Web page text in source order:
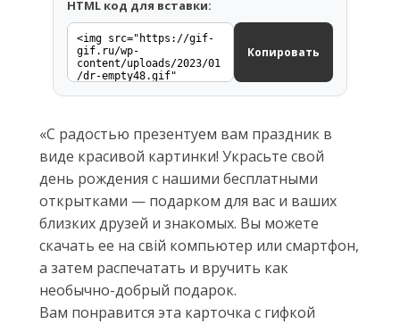
HTML код для вставки:
Копировать
«С радостью презентуем вам праздник в
виде красивой картинки! Украсьте свой
день рождения с нашими бесплатными
открытками — подарком для вас и ваших
близких друзей и знакомых. Вы можете
скачать ее на свій компьютер или смартфон,
а затем распечатать и вручить как
необычно-добрый подарок.
Вам понравится эта карточка с гифкой